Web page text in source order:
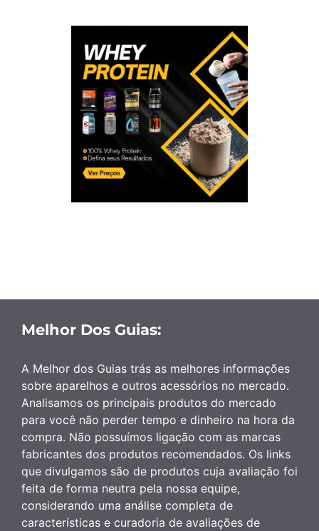
Melhor Dos Guias:
A Melhor dos Guias trás as melhores informações
sobre aparelhos e outros acessórios no mercado.
Analisamos os principais produtos do mercado
para você não perder tempo e dinheiro na hora da
compra. Não possuímos ligação com as marcas
fabricantes dos produtos recomendados. Os links
que divulgamos são de produtos cuja avaliação foi
feita de forma neutra pela nossa equipe,
considerando uma análise completa de
características e curadoria de avaliações de